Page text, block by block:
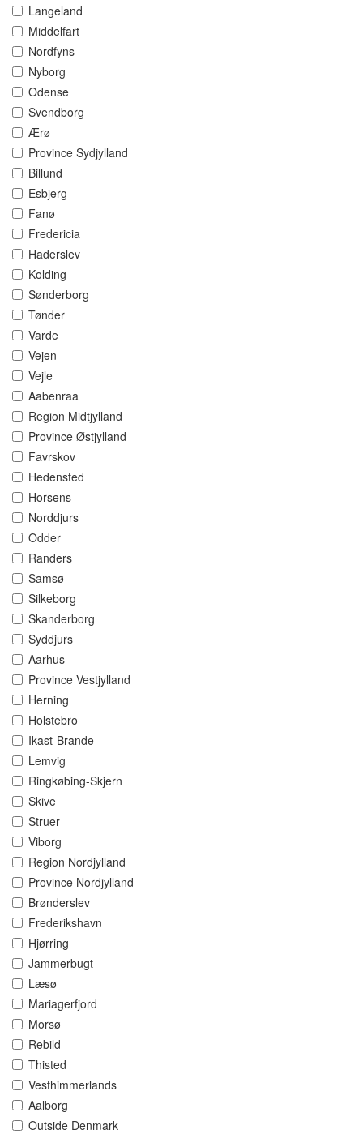
Langeland
Middelfart
Nordfyns
Nyborg
Odense
Svendborg
Ærø
Province Sydjylland
Billund
Esbjerg
Fanø
Fredericia
Haderslev
Kolding
Sønderborg
Tønder
Varde
Vejen
Vejle
Aabenraa
Region Midtjylland
Province Østjylland
Favrskov
Hedensted
Horsens
Norddjurs
Odder
Randers
Samsø
Silkeborg
Skanderborg
Syddjurs
Aarhus
Province Vestjylland
Herning
Holstebro
Ikast-Brande
Lemvig
Ringkøbing-Skjern
Skive
Struer
Viborg
Region Nordjylland
Province Nordjylland
Brønderslev
Frederikshavn
Hjørring
Jammerbugt
Læsø
Mariagerfjord
Morsø
Rebild
Thisted
Vesthimmerlands
Aalborg
Outside Denmark